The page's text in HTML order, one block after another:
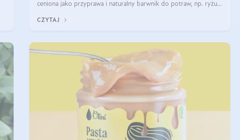
ceniona jako przyprawa i naturalny barwnik do potraw, np. ryżu
korzystanie z niej,
CZYTAJ